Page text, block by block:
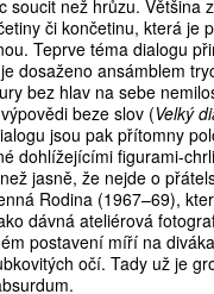
soucit než hrůzu. Většina
či končetinu, která je
Teprve téma dialogu
dosaženo ansámblem
bez hlav na sebe
beze slov (Velký
jsou pak přítomny
dohlížejícími figurami-
jasně, že nejde o
Rodina (1967–69),
dávná ateliérová
postavení míří na
očí. Tady už je